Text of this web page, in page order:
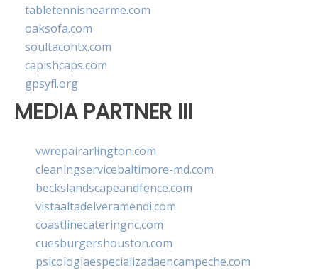
tabletennisnearme.com
oaksofa.com
soultacohtx.com
capishcaps.com
gpsyfl.org
MEDIA PARTNER III
vwrepairarlington.com
cleaningservicebaltimore-md.com
beckslandscapeandfence.com
vistaaltadelveramendi.com
coastlinecateringnc.com
cuesburgershouston.com
psicologiaespecializadaencampeche.com